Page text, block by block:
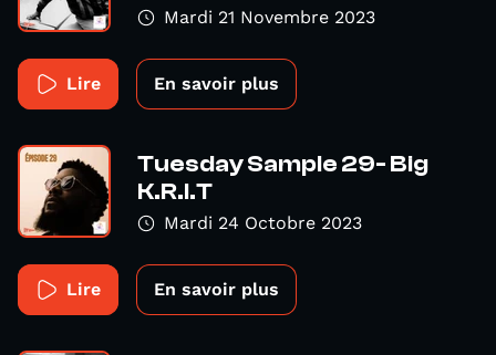
Mardi 21 Novembre 2023
Lire En savoir plus
Tuesday Sample 29- Big
K.R.I.T
Mardi 24 Octobre 2023
Lire En savoir plus